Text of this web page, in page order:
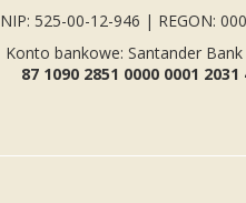
NIP: 525-00-12-946 | REGON:
Konto bankowe: Santander Bank
87 1090 2851 0000 0001 2031